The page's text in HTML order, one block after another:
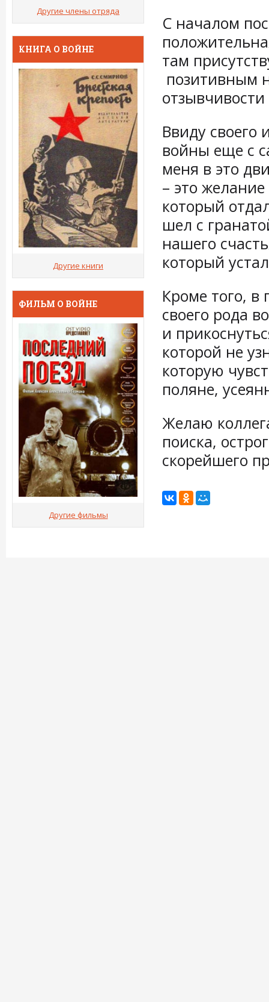
С началом
там
позитивным
Ввиду своего
войны еще с
меня в это
– это
который
шел с
нашего
который
Кроме того, в
своего рода
и
которой не
которую
поляне,
Желаю
поиска,
скорейшего
Другие члены отряда
КНИГА О ВОЙНЕ
Другие книги
ФИЛЬМ О ВОЙНЕ
Другие фильмы